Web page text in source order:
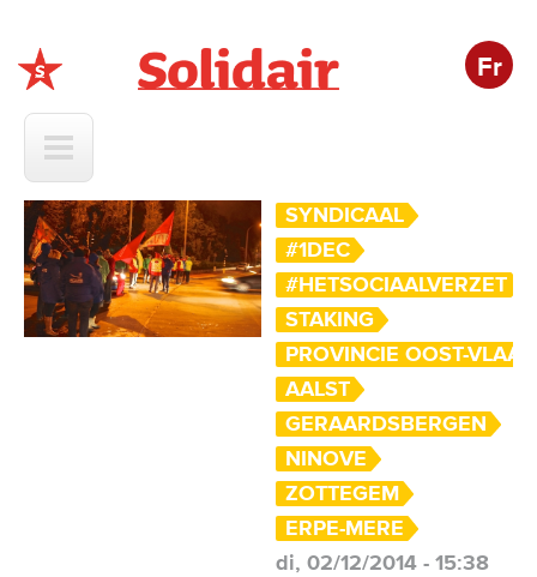
Fr
SYNDICAAL
#1DEC
#HETSOCIAALVERZET
STAKING
PROVINCIE OOST-
AALST
GERAARDSBERGEN
NINOVE
ZOTTEGEM
ERPE-MERE
di, 02/12/2014 - 15:38